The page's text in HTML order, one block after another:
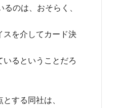
のは、おそらく、
スを介してカード決
るということだろ
する同社は、